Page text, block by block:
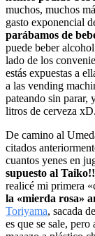
muchos, muchos
gasto exponencial
parábamos de
puede beber
lado de los
estás expuestas a
a las vending
pateando sin
litros de cerveza xD.
De camino al
citados
cuantos yenes en
supuesto al
realicé mi primera
la «mierda rosa»
Toriyama, sacada
es que se sale,